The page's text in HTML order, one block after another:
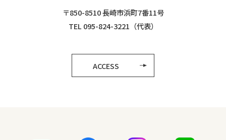
〒850-8510 長崎市浜町7番11号
TEL 095-824-3221（代表）
ACCESS